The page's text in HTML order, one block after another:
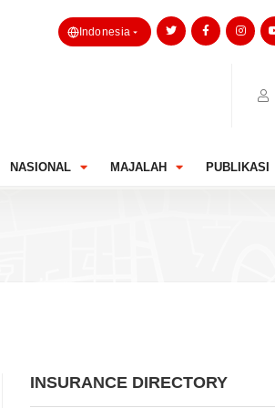
Indonesia
NASIONAL MAJALAH PUBLIKASI
INSURANCE DIRECTORY